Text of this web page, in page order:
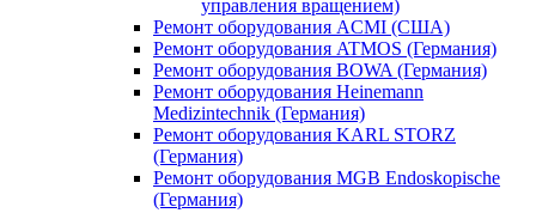
управления вращением)
Ремонт оборудования ACMI (США)
Ремонт оборудования ATMOS (Германия)
Ремонт оборудования BOWA (Германия)
Ремонт оборудования Heinemann
Medizintechnik (Германия)
Ремонт оборудования KARL STORZ
(Германия)
Ремонт оборудования MGB Endoskopische
(Германия)